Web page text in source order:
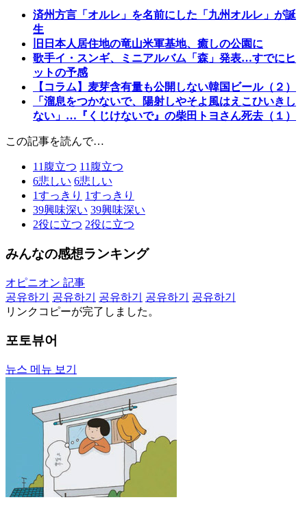
済州方言「オルレ」を名前にした「九州オルレ」が誕
生
旧日本人居住地の竜山米軍基地、癒しの公園に
歌手イ・スンギ、ミニアルバム「森」発表…すでにヒ
ットの予感
【コラム】麦芽含有量も公開しない韓国ビール（２）
「溜息をつかないで、陽射しやそよ風はえこひいきし
ない」…『くじけないで』の柴田トヨさん死去（１）
この記事を読んで…
11 腹立つ 11 腹立つ
6悲しい 6悲しい
1すっきり 1すっきり
39興味深い 39興味深い
2役に立つ 2役に立つ
みんなの感想ランキング
オピニオン 記事
공유하기
공유하기 공유하기 공유하기
공유하기
リンクコピーが完了しました。
포토뷰어
뉴스 메뉴 보기